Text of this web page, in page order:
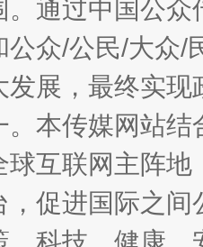
。通过中国公
公众/公民/大众
发展，最终实
。本传媒网站
球互联网主阵
，促进国际之